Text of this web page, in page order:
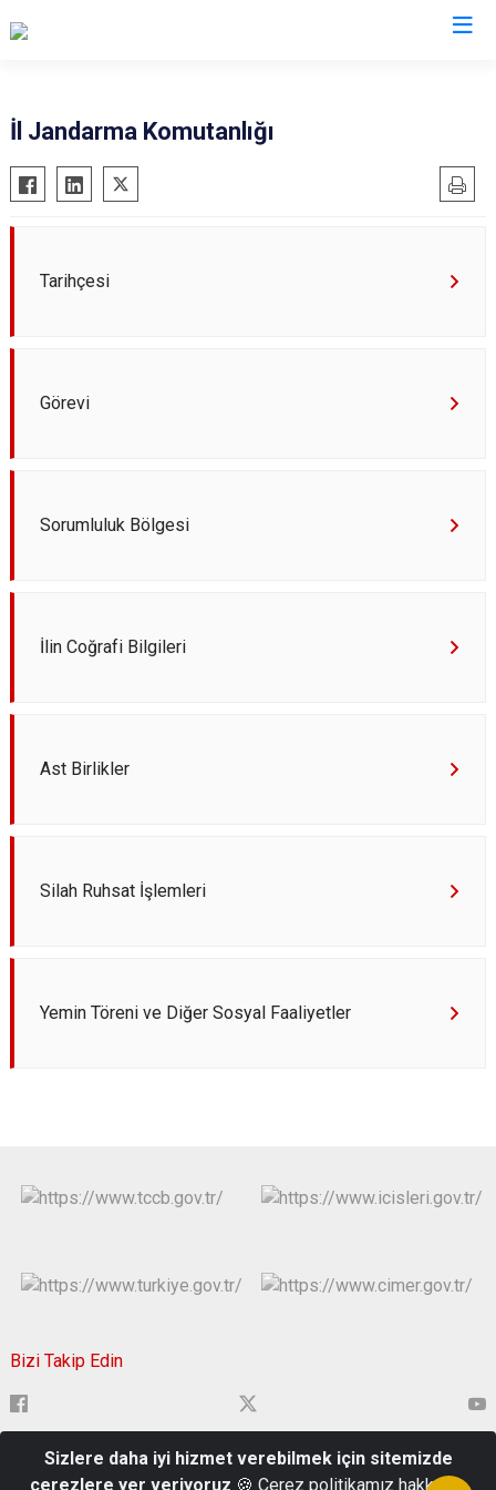
İl Jandarma Komutanlığı
Tarihçesi
Görevi
Sorumluluk Bölgesi
İlin Coğrafi Bilgileri
Ast Birlikler
Silah Ruhsat İşlemleri
Yemin Töreni ve Diğer Sosyal Faaliyetler
Bizi Takip Edin
Çavuşbey Mahallesi, Hükümet Cad. 22000 Edirne Merkez/Edirne
Sizlere daha iyi hizmet verebilmek için sitemizde
çerezlere yer veriyoruz 🍪 Çerez politikamız hakkında